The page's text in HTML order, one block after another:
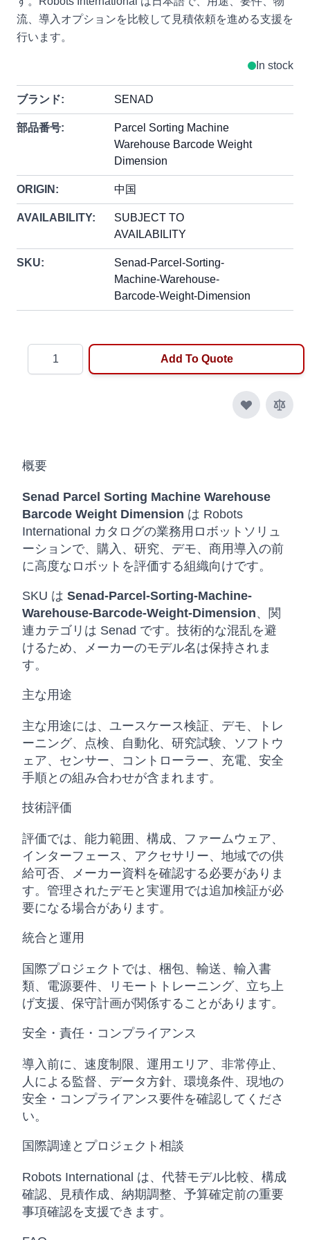
流、導入オプションを比較して見積依頼を進める支援を
行います。
In stock
ブランド: SENAD
部品番号:
Parcel Sorting Machine
Warehouse Barcode Weight
Dimension
ORIGIN: 中国
AVAILABILITY:
SUBJECT TO
AVAILABILITY
SKU:
Senad-Parcel-Sorting-
Machine-Warehouse-
Barcode-Weight-Dimension
Add To Quote
概要
Senad Parcel Sorting Machine Warehouse
Barcode Weight Dimension は Robots
International カタログの業務用ロボットソリュ
ーションで、購入、研究、デモ、商用導入の前
に高度なロボットを評価する組織向けです。
SKU は Senad-Parcel-Sorting-Machine-
Warehouse-Barcode-Weight-Dimension、関
連カテゴリは Senad です。技術的な混乱を避
けるため、メーカーのモデル名は保持されま
す。
主な用途
主な用途には、ユースケース検証、デモ、トレ
ーニング、点検、自動化、研究試験、ソフトウ
ェア、センサー、コントローラー、充電、安全
手順との組み合わせが含まれます。
技術評価
評価では、能力範囲、構成、ファームウェア、
インターフェース、アクセサリー、地域での供
給可否、メーカー資料を確認する必要がありま
す。管理されたデモと実運用では追加検証が必
要になる場合があります。
統合と運用
国際プロジェクトでは、梱包、輸送、輸入書
類、電源要件、リモートトレーニング、立ち上
げ支援、保守計画が関係することがあります。
安全・責任・コンプライアンス
導入前に、速度制限、運用エリア、非常停止、
人による監督、データ方針、環境条件、現地の
安全・コンプライアンス要件を確認してくださ
い。
国際調達とプロジェクト相談
Robots International は、代替モデル比較、構成
確認、見積作成、納期調整、予算確定前の重要
事項確認を支援できます。